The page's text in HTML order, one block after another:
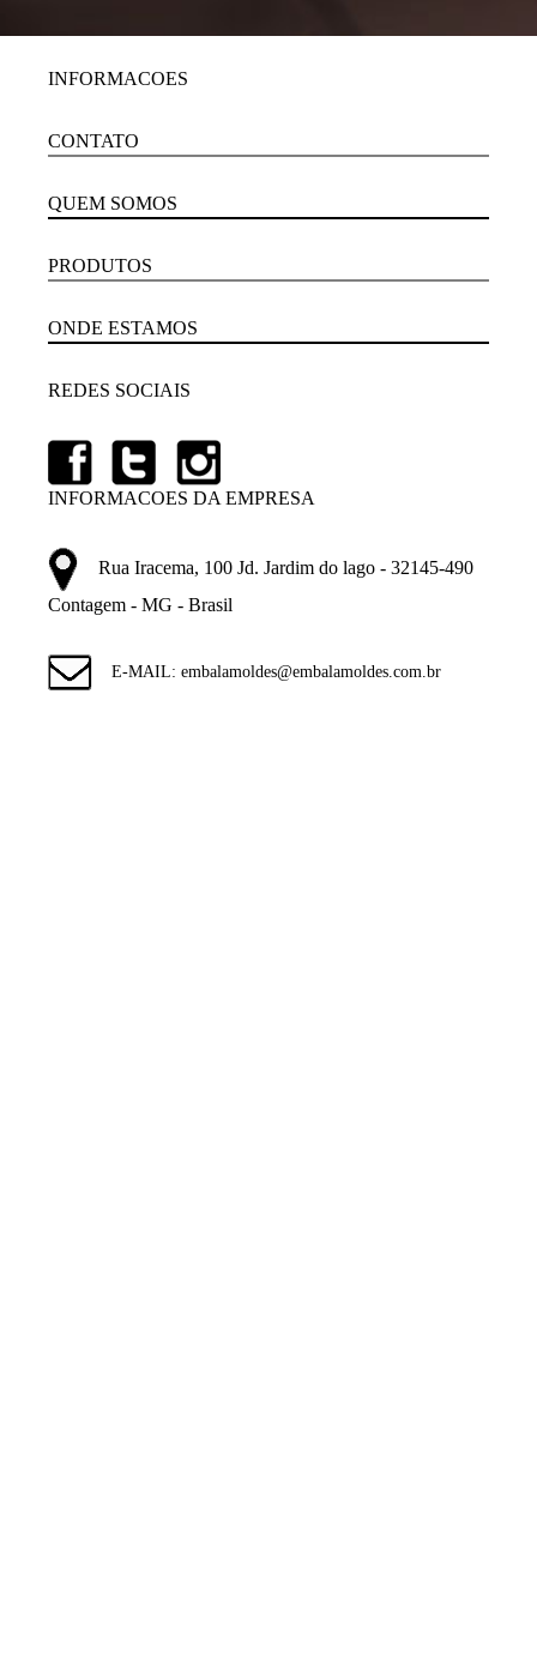
INFORMACOES
CONTATO
QUEM SOMOS
PRODUTOS
ONDE ESTAMOS
REDES SOCIAIS
INFORMACOES DA EMPRESA
Rua Iracema, 100 Jd. Jardim do lago - 32145-490
Contagem - MG - Brasil
E-MAIL: embalamoldes@embalamoldes.com.br